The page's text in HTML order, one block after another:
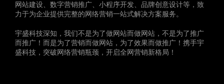
网站建设、数字营销推广、小程序开发、品牌创意设计等，致
力于为企业提供完整的网络营销一站式解决方案服务。
宇盛科技深知，我们不是为了做网站而做网站，不是为了推广
而推广！而是为了营销而做网站，为了效果而做推广！携手宇
盛科技，突破网络营销瓶颈，开启全网营销新格局！